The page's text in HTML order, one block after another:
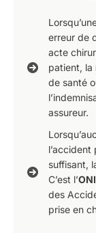
erreur de
acte
patient, la
de santé
assureur.
suffisant,
C’est l’
des
prise en